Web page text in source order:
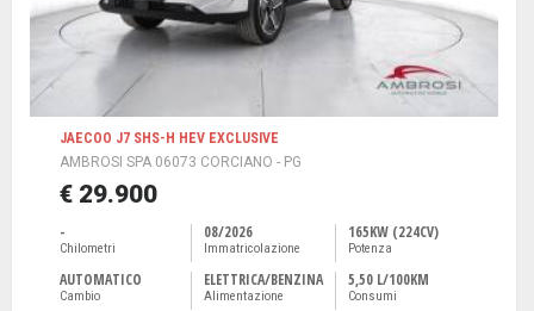
JAECOO J7 SHS-H HEV EXCLUSIVE
AMBROSI SPA 06073 CORCIANO - PG
€ 29.900
-
Chilometri
08/2026
Immatricolazione
165KW (224CV)
Potenza
AUTOMATICO
Cambio
ELETTRICA/BENZINA
Alimentazione
5,50 L/100KM
Consumi